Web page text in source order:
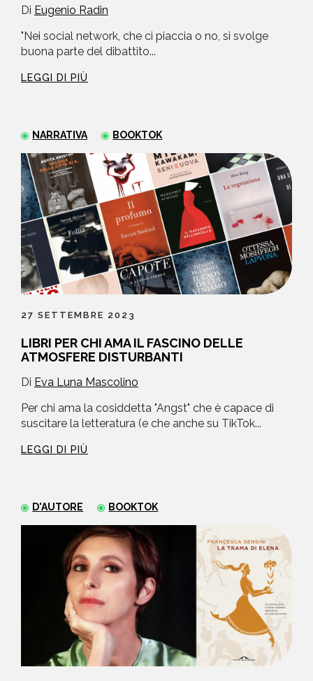
Di Eugenio Radin
"Nei social network, che ci piaccia o no, si svolge
buona parte del dibattito...
LEGGI DI PIÙ
NARRATIVA BOOKTOK
27 SETTEMBRE 2023
LIBRI PER CHI AMA IL FASCINO DELLE
ATMOSFERE DISTURBANTI
Di Eva Luna Mascolino
Per chi ama la cosiddetta "Angst" che è capace di
suscitare la letteratura (e che anche su TikTok...
LEGGI DI PIÙ
D'AUTORE BOOKTOK